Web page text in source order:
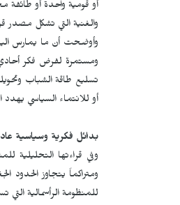
أو قومية واحدة أو
والغنية التي تشكل مصدر
وأوضحت أن ما يمارس
ومستمرة لفرض فكر أحادي
تسليع طاقة الشباب
أو للانتماء السياسي
بدائل فكرية وسياسية
وفي قراءتها التحليلية
ومتراكماً يتجاوز الحدود
للمنظومة الرأسمالية